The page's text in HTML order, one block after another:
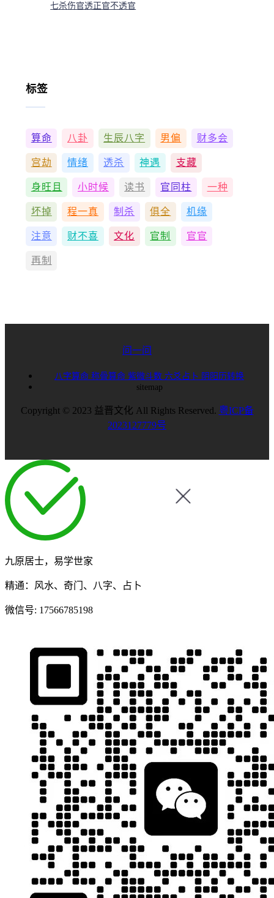
七杀伤官透正官不透官
标签
算命 八卦 生辰八字 男偏 财多会
宫劫 情绪 透杀 神遇 支藏
身旺且 小时候 读书 官同柱 一种
坏掉 程一真 制杀 俱全 机缘
注意 财不喜 文化 官制 官官
再制
问一问
八字算命 称骨算命 紫微斗数 六爻占卜 阴阳历转换
sitemap
Copyright © 2023 益晋文化 All Rights Reserved. 粤ICP备
2023127779号
九原居士，易学世家
精通：风水、奇门、八字、占卜
微信号: 17566785198